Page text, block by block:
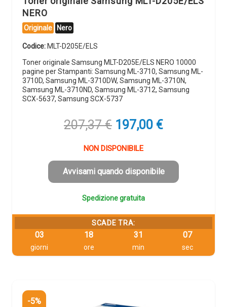
NERO
Originale Nero
Codice:MLT-D205E/ELS
Toner originale Samsung MLT-D205E/ELS NERO 10000
pagine per Stampanti: Samsung ML-3710, Samsung ML-
3710D, Samsung ML-3710DW, Samsung ML-3710N,
Samsung ML-3710ND, Samsung ML-3712, Samsung
SCX-5637, Samsung SCX-5737
207,37€ Il
originale
era:
207,37 €.
197,00 €Il
è:
197,00 €.
NON DISPONIBILE
Avvisami quando disponibile
Spedizione gratuita
SCADE TRA:
03
giorni
18
ore
31
min
06
sec
-5%